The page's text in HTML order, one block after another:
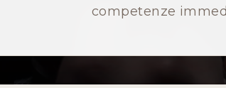
competenze